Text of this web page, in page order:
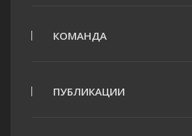
КОМАНДА
ПУБЛИКАЦИИ